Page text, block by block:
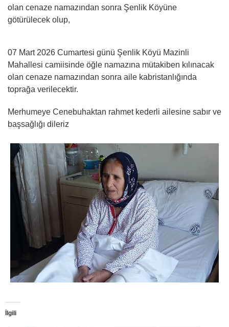
olan cenaze namazından sonra Şenlik Köyüne
götürülecek olup,
07 Mart 2026 Cumartesi günü Şenlik Köyü Mazinli
Mahallesi camiisinde öğle namazına mütakiben kılınacak
olan cenaze namazından sonra aile kabristanlığında
toprağa verilecektir.
Merhumeye Cenebuhaktan rahmet kederli ailesine sabır ve
başsağlığı dileriz
İlgili